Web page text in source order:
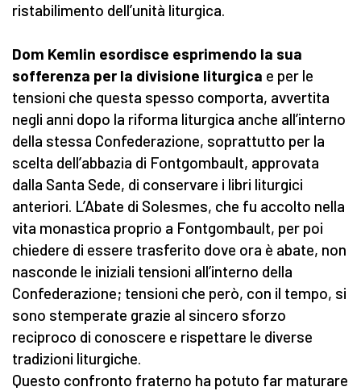
ristabilimento dell’unità liturgica.
Dom Kemlin esordisce esprimendo la sua
sofferenza per la divisione liturgica e per le
tensioni che questa spesso comporta, avvertita
negli anni dopo la riforma liturgica anche all’interno
della stessa Confederazione, soprattutto per la
scelta dell’abbazia di Fontgombault, approvata
dalla Santa Sede, di conservare i libri liturgici
anteriori. L’Abate di Solesmes, che fu accolto nella
vita monastica proprio a Fontgombault, per poi
chiedere di essere trasferito dove ora è abate, non
nasconde le iniziali tensioni all’interno della
Confederazione; tensioni che però, con il tempo, si
sono stemperate grazie al sincero sforzo
reciproco di conoscere e rispettare le diverse
tradizioni liturgiche.
Questo confronto fraterno ha potuto far maturare